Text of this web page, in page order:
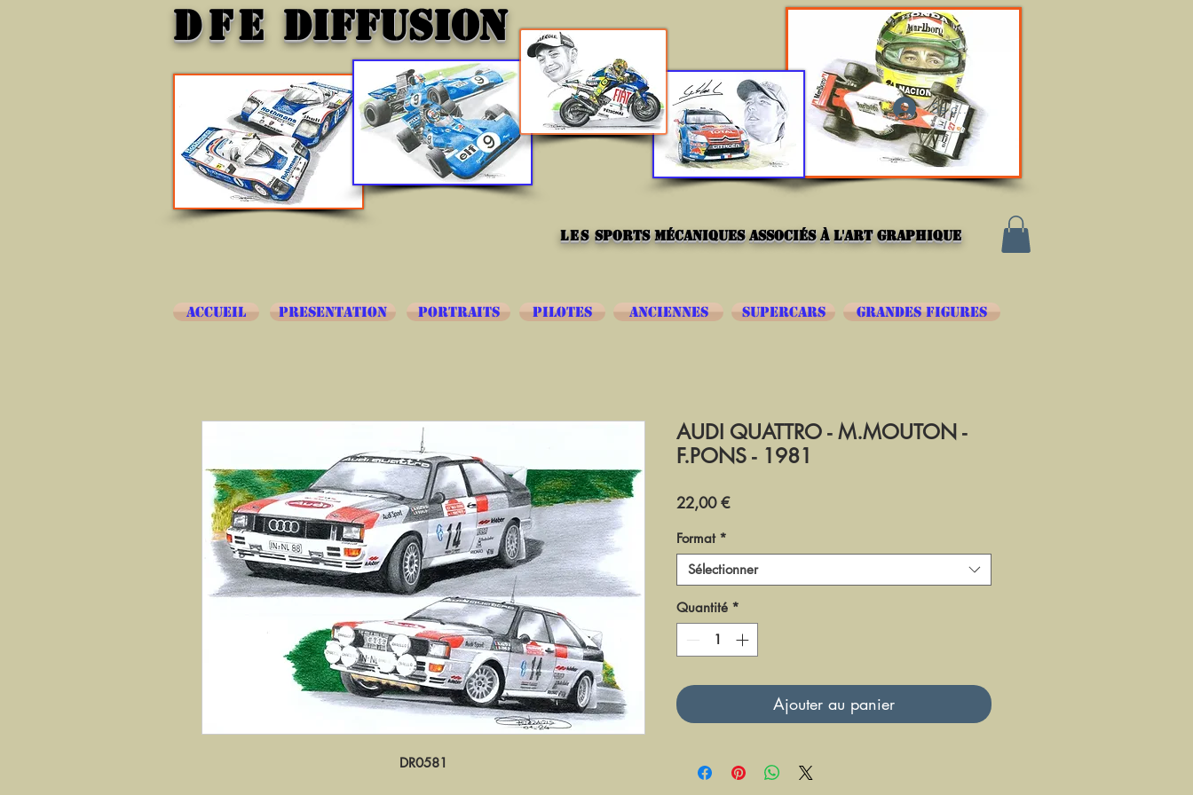
DFE DIFFUSION
Se connecter
lessports mécaniques associés à l'art graphique
DR0581
AUDI QUATTRO - M.MOUTON -
F.PONS - 1981
22,00 €Prix
Format *
Sélectionner
Quantité *
Ajouter au panier
SUPERCARS
ANCIENNES
PILOTES
PORTRAITS
PRESENTATION
ACCUEIL GRANDES FIGURES